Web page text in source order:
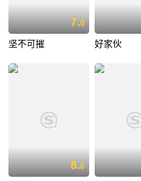
7.0
坚不可摧 好家伙
8.6